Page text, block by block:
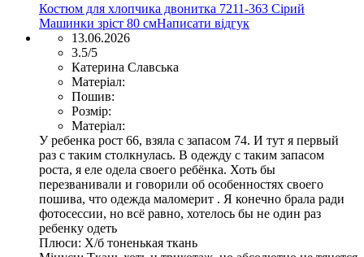
Костюм для хлопчика двонитка 7211-363 Сірий
Машинки зріст 80 смНаписати відгук
13.06.2026
3.5/5
Катерина Славська
Матеріал:
Пошив:
Розмір:
Матеріал:
У ребенка рост 66, взяла с запасом 74. И тут я первый
раз с таким столкнулась. В одежду с таким запасом
роста, я еле одела своего ребёнка. Хоть бы
перезванивали и говорили об особенностях своего
пошива, что одежда маломерит . Я конечно брала ради
фотосессии, но всё равно, хотелось бы не один раз
ребенку одеть
Плюси: Х/б тоненькая ткань